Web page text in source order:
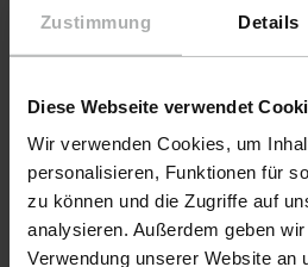
Zustimmung Details
Diese Webseite verwendet
Wir verwenden Cookies, um
personalisieren, Funktionen für
zu können und die Zugriffe auf
analysieren. Außerdem geben
Verwendung unserer Website an
Warnhinweise
Warnhinweise